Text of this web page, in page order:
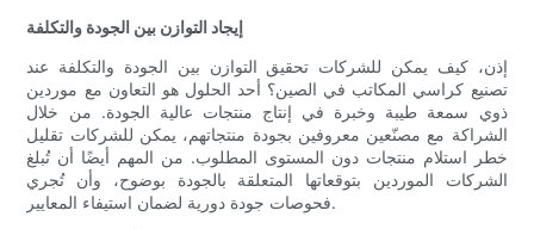
إيجاد التوازن بين الجودة والتكلفة
إذن، كيف يمكن للشركات تحقيق التوازن بين الجودة والتكلفة عند
تصنيع كراسي المكاتب في الصين؟ أحد الحلول هو التعاون مع موردين
ذوي سمعة طيبة وخبرة في إنتاج منتجات عالية الجودة. من خلال
الشراكة مع مصنّعين معروفين بجودة منتجاتهم، يمكن للشركات تقليل
خطر استلام منتجات دون المستوى المطلوب. من المهم أيضًا أن تُبلغ
الشركات الموردين بتوقعاتها المتعلقة بالجودة بوضوح، وأن تُجري
فحوصات جودة دورية لضمان استيفاء المعايير.